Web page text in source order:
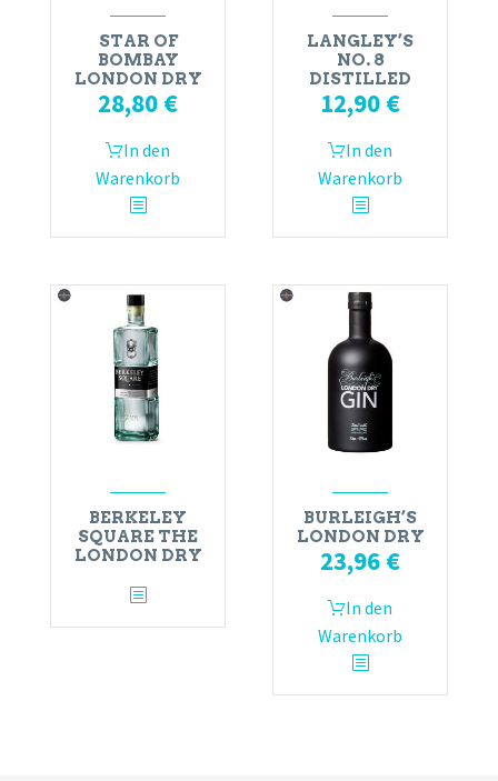
STAR OF
BOMBAY
LONDON DRY
28,80 €
In den
Warenkorb
LANGLEY’S
NO. 8
DISTILLED
12,90 €
In den
Warenkorb
BERKELEY
SQUARE THE
LONDON DRY
BURLEIGH’S
LONDON DRY
23,96 €
In den
Warenkorb